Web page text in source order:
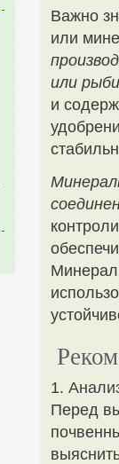
Важно
или
или
и
1.
Перед